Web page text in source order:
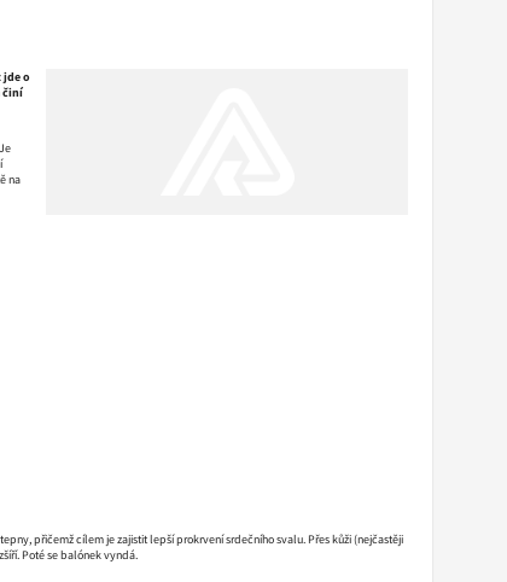
jde o
činí
na
přičemž cílem je zajistit lepší prokrvení srdečního svalu. Přes kůži (nejčastěji
Poté se balónek vyndá.